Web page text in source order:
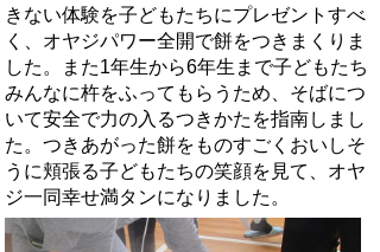
きない体験を子どもたちにプレゼントすべ
く、オヤジパワー全開で餅をつきまくりま
した。また1年生から6年生まで子どもたち
みんなに杵をふってもらうため、そばにつ
いて安全で力の入るつきかたを指南しまし
た。つきあがった餅をものすごくおいしそ
うに頬張る子どもたちの笑顔を見て、オヤ
ジ一同幸せ満タンになりました。